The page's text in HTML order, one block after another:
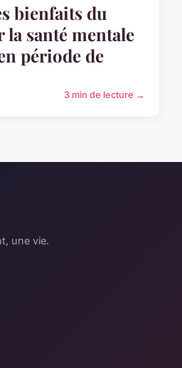
bienfaits du
santé mentale
période de
3 min de lecture →
une vie.